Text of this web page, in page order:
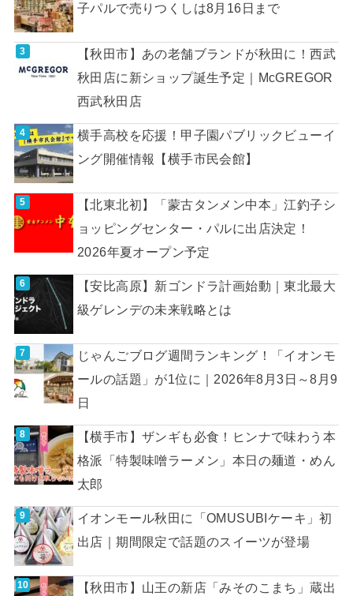
子パルで売りつくしは8月16日まで
【秋田市】あの老舗ブランドが秋田に！西武
秋田店に新ショップ誕生予定｜McGREGOR
西武秋田店
横手高校を応援！甲子園パブリックビューイ
ング開催情報【横手市民会館】
【北東北初】「蒙古タンメン中本」江釣子シ
ョッピングセンター・パルに出店決定！
2026年夏オープン予定
【安比高原】新ゴンドラ計画始動｜東北最大
級ゲレンデの未来戦略とは
じゃんごブログ週間ランキング！「イオンモ
ールの話題」が1位に｜2026年8月3日～8月9
日
【横手市】ザンギも必食！ヒンナで味わう本
格派「特製味噌ラーメン」本日の麺道・めん
太郎
イオンモール秋田に「OMUSUBIケーキ」初
出店｜期間限定で話題のスイーツが登場
【秋田市】山王の新店「みそのこまち」蔵出